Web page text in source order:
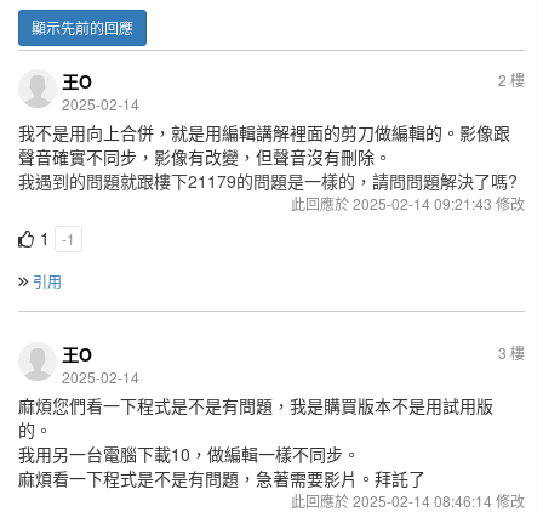
顯示先前的回應
2 樓
王O
2025-02-14
我不是用向上合併，就是用編輯講解裡面的剪刀做編輯的。影像跟
聲音確實不同步，影像有改變，但聲音沒有刪除。
我遇到的問題就跟樓下21179的問題是一樣的，請問問題解決了嗎?
此回應於 2025-02-14 09:21:43 修改
1 -1
引用
3 樓
王O
2025-02-14
麻煩您們看一下程式是不是有問題，我是購買版本不是用試用版
的。
我用另一台電腦下載10，做編輯一樣不同步。
麻煩看一下程式是不是有問題，急著需要影片。拜託了
此回應於 2025-02-14 08:46:14 修改